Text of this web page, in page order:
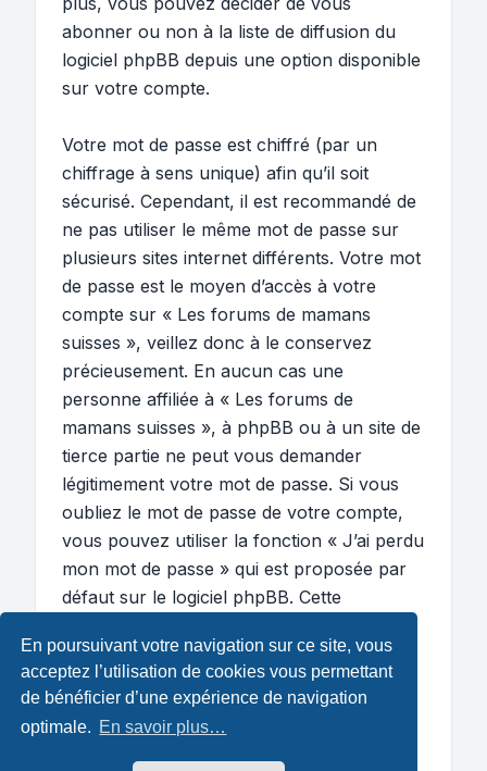
En poursuivant votre navigation sur ce site, vous
acceptez l’utilisation de cookies vous permettant
de bénéficier d’une expérience de navigation
optimale. En savoir plus…
abonner ou non à la liste de diffusion du
logiciel phpBB depuis une option disponible
sur votre compte.
Votre mot de passe est chiffré (par un
chiffrage à sens unique) afin qu’il soit
sécurisé. Cependant, il est recommandé de
ne pas utiliser le même mot de passe sur
plusieurs sites internet différents. Votre mot
de passe est le moyen d’accès à votre
compte sur « Les forums de mamans
suisses », veillez donc à le conservez
précieusement. En aucun cas une
personne affiliée à « Les forums de
mamans suisses », à phpBB ou à un site de
tierce partie ne peut vous demander
légitimement votre mot de passe. Si vous
oubliez le mot de passe de votre compte,
vous pouvez utiliser la fonction « J’ai perdu
mon mot de passe » qui est proposée par
défaut sur le logiciel phpBB. Cette
votre nom d’utilisateur et votre adresse de
courriel et le logiciel phpBB générera alors
un nouveau mot de passe afin que vous
puissiez reprendre le contrôle de votre